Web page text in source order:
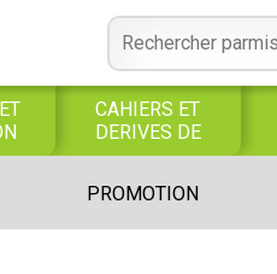
CAHIERS ET
DERIVES DE
PAPIER
INFORMATIQUES
PROMOTION